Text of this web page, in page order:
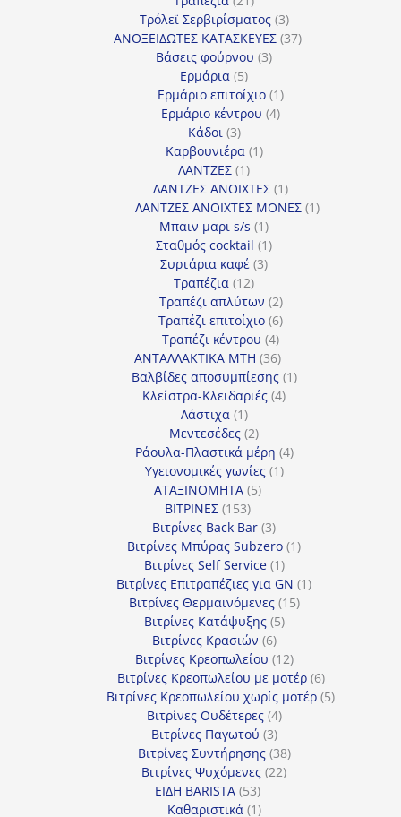
προϊόντα
Τρόλεϊ Σερβιρίσματος 33
προϊόντα
ΑΝΟΞΕΙΔΩΤΕΣ ΚΑΤΑΣΚΕΥΕΣ 3737
Βάσεις φούρνου 33
Ερμάρια 55
προϊόντα
Ερμάριο επιτοίχιο 11
προϊόν
Ερμάριο κέντρου 44
Κάδοι 33
προϊόντα
Καρβουνιέρα 11
ΛΑΝΤΖΕΣ 11
προϊόν
ΛΑΝΤΖΕΣ ΑΝΟΙΧΤΕΣ 11
προϊόν
ΛΑΝΤΖΕΣ ΑΝΟΙΧΤΕΣ ΜΟΝΕΣ 11
Μπαιν μαρι s/s 11
προϊόν
Σταθμός cocktail 11
Συρτάρια καφέ 33
Τραπέζια 1212
προϊόντα
Τραπέζι απλύτων 22
προϊόντα
Τραπέζι επιτοίχιο 66
προϊόντα
Τραπέζι κέντρου 44
προϊόντα
ΑΝΤΑΛΛΑΚΤΙΚΑ MTH 3636
προϊόντα
Βαλβίδες αποσυμπίεσης 11
Κλείστρα-Κλειδαριές 44
Λάστιχα 11
προϊόν
Μεντεσέδες 22
προϊόντα
Ράουλα-Πλαστικά μέρη 44
Υγειονομικές γωνίες 11
ΑΤΑΞΙΝΟΜΗΤΑ 55
ΒΙΤΡΙΝΕΣ 153153
προϊόντα
Βιτρίνες Back Bar 33
προϊόντα
Βιτρίνες Mπύρας Subzero 11
Βιτρίνες Self Service 11
προϊόν
Βιτρίνες Επιτραπέζιες για GN 11
Βιτρίνες Θερμαινόμενες 1515
Βιτρίνες Κατάψυξης 55
Βιτρίνες Κρασιών 66
προϊόντα
Βιτρίνες Κρεοπωλείου 1212
προϊόντα
Βιτρίνες Κρεοπωλείου με μοτέρ 66
προϊόντα
Βιτρίνες Κρεοπωλείου χωρίς μοτέρ 55
Βιτρίνες Ουδέτερες 44
προϊόντα
Βιτρίνες Παγωτού 33
προϊόντα
Βιτρίνες Συντήρησης 3838
προϊόντα
Βιτρίνες Ψυχόμενες 2222
ΕΙΔΗ BARISTA 5353
προϊόντα
Καθαριστικά 11